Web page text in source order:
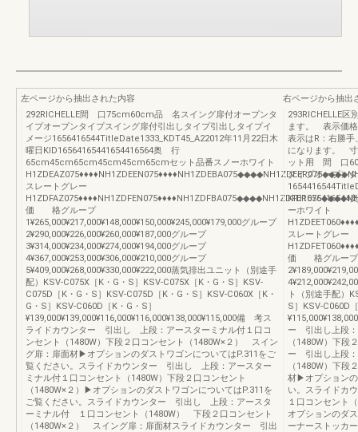
左ページから抽出された内容
292RICHELLE間 口75cm60cm品 名スイング扉付オープンタ
イプオープンタイプスイング扉付引出しタイプ引出しタイプイ
メージ1656416544TitleDate1333_KDT45_A22012年11月22日木
曜日KID16564165441654416564奥 行
65cm45cm65cm45cm45cm65cmセット品番スノーホワイト
スレートグレー
価 格グループ
1¥265,000¥217,000¥148,000¥150,000¥245,000¥179,000グループ
2¥290,000¥226,000¥260,000¥187,000グループ
3¥314,000¥234,000¥274,000¥194,000グループ
4¥367,000¥253,000¥306,000¥210,000グループ
5¥409,000¥268,000¥330,000¥222,000蒸気排出ユニット（別途手
配）KSV-C075X［K・G・S］KSV-C075X［K・G・S］KSV-
C075D［K・G・S］KSV-C075D［K・G・S］KSV-C060X［K・
G・S］KSV-C060D［K・G・S］
¥139,000¥139,000¥116,000¥116,000¥138,000¥115,000備 考ス
ライドカウンター 引出し 上段：アースターミナル付１口コ
ンセント（1480W）下段２口コンセント（1480W×２） スイン
グ扉：扉面材▶オプションのダストワゴンについてはP.311をご
覧ください。スライドカウンター 引出し 上段：アースター
ミナル付１口コンセント（1480W）下段２口コンセント
（1480W×２）▶オプションのダストワゴンについてはP.311を
ご覧ください。スライドカウンター 引出し 上段：アースタ
ーミナル付 １口コンセント（1480W） 下段２口コンセント
（1480W×２） スイング扉：扉面材スライドカウンター 引出
右ページから抽出
293RICHELLE区
ます。 表示価格
表示はR：右勝
になります。 寸
ット用 間 口
タイプオープン
ーホワイト
スレートグレー
価 格グループ
ト（別途手配）
S］KSV-C060D
ー 引出し上段：
（1480W）下段
ー 引出し上段：
（1480W）下段
材▶オプションの
い。スライドカ
１口コンセント
オプションのダ
ーナーストッカ